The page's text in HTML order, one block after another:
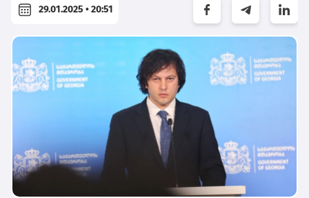
29.01.2025 • 20:51